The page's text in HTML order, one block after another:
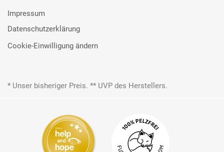
Impressum
Datenschutzerklärung
Cookie-Einwilligung ändern
* Unser bisheriger Preis. ** UVP des Herstellers.